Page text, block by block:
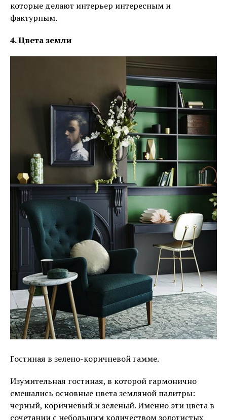
которые делают интерьер интересным и
фактурным.
4. Цвета земли
Гостиная в зелено-коричневой гамме.
Изумительная гостиная, в которой гармонично
смешались основные цвета земляной палитры:
черный, коричневый и зеленый. Именно эти цвета в
сочетании с небольшим количеством золотистых